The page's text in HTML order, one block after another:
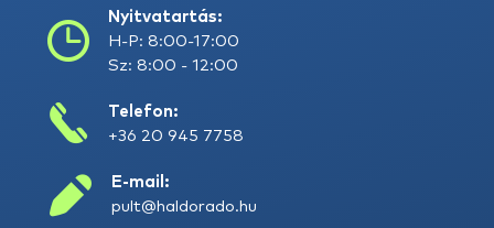
Nyitvatartás:
H-P: 8:00-17:00
Sz: 8:00 - 12:00
Telefon:
+36 20 945 7758
E-mail:
pult@haldorado.hu